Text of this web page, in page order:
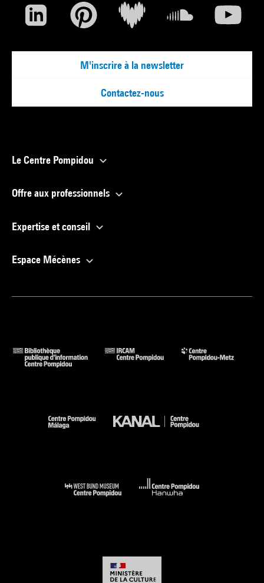
M'inscrire à la newsletter
Contactez-nous
Le Centre Pompidou
Offre aux professionnels
Expertise et conseil
Espace Mécènes